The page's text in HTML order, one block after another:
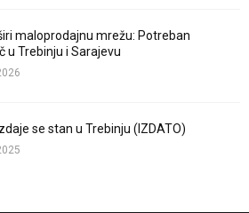
maloprodajnu mrežu: Potreban
u Trebinju i Sarajevu
se stan u Trebinju (IZDATO)